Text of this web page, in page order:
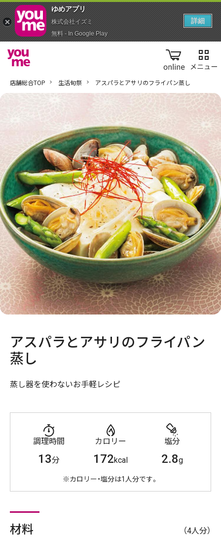
online
店舗総合TOP 生活旬祭 アスパラとアサリのフライパン蒸し
アスパラとアサリのフライパン
蒸し
蒸し器を使わないお手軽レシピ
調理時間
13分
カロリー
172kcal
塩分
2.8g
※カロリー・塩分は1人分です。
材料 （4人分）
ゆめアプ‪リ‬
株式会社イズミ
無料 - In Google Play
詳細